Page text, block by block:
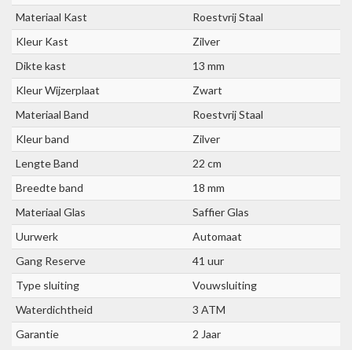
Materiaal Kast
Roestvrij Staal
Kleur Kast
Zilver
Dikte kast
13 mm
Kleur Wijzerplaat
Zwart
Materiaal Band
Roestvrij Staal
Kleur band
Zilver
Lengte Band
22 cm
Breedte band
18 mm
Materiaal Glas
Saffier Glas
Uurwerk
Automaat
Gang Reserve
41 uur
Type sluiting
Vouwsluiting
Waterdichtheid
3 ATM
Garantie
2 Jaar